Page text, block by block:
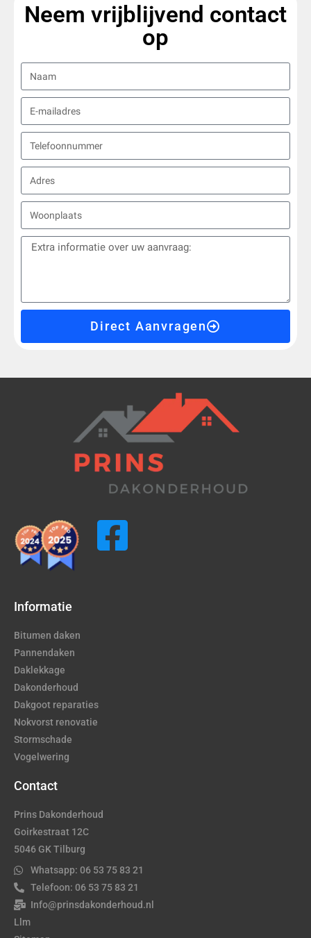
Neem vrijblijvend contact
op
Direct Aanvragen
Informatie
Bitumen daken
Pannendaken
Daklekkage
Dakonderhoud
Dakgoot reparaties
Nokvorst renovatie
Stormschade
Vogelwering
Contact
Prins Dakonderhoud
Goirkestraat 12C
5046 GK Tilburg
Whatsapp: 06 53 75 83 21
Telefoon: 06 53 75 83 21
Info@prinsdakonderhoud.nl
Llm